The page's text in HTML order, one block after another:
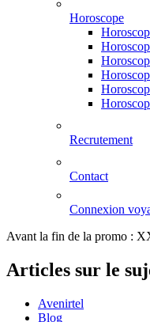
Horoscope
Recrutement
Contact
Connexion
Avant la fin de la promo :
Articles sur le
Avenirtel
Blog